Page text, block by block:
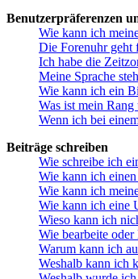
Benutzerpräferenzen
Wie kann ich
Die Forenuhr geht
Ich habe die
Meine Sprache
Wie kann ich ein
Was ist mein
Wenn ich bei
Beiträge schreiben
Wie schreibe ich
Wie kann ich
Wie kann ich
Wie kann ich eine
Wieso kann ich
Wie bearbeite
Warum kann ich
Weshalb kann ich